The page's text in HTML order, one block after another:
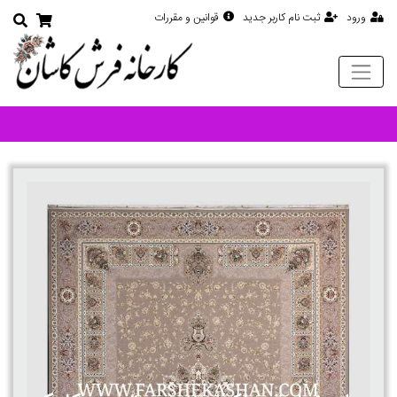
ورود ثبت نام کاربر جدید قوانین و مقررات